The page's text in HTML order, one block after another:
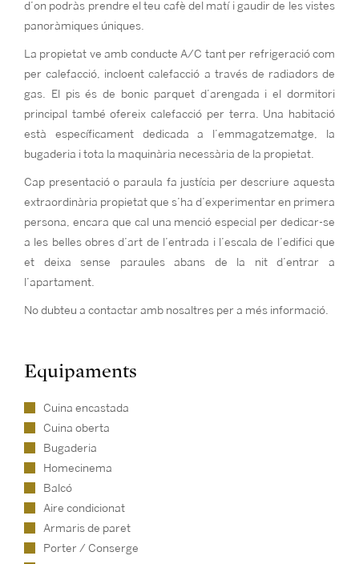
d’on podràs prendre el teu cafè del matí i gaudir de les vistes
panoràmiques úniques.
La propietat ve amb conducte A/C tant per refrigeració com
per calefacció, incloent calefacció a través de radiadors de
gas. El pis és de bonic parquet d’arengada i el dormitori
principal també ofereix calefacció per terra. Una habitació
està específicament dedicada a l’emmagatzematge, la
bugaderia i tota la maquinària necessària de la propietat.
Cap presentació o paraula fa justícia per descriure aquesta
extraordinària propietat que s’ha d’experimentar en primera
persona, encara que cal una menció especial per dedicar-se
a les belles obres d’art de l’entrada i l’escala de l’edifici que
et deixa sense paraules abans de la nit d’entrar a
l’apartament.
No dubteu a contactar amb nosaltres per a més informació.
Equipaments
Cuina encastada
Cuina oberta
Bugaderia
Homecinema
Balcó
Aire condicionat
Armaris de paret
Porter / Conserge